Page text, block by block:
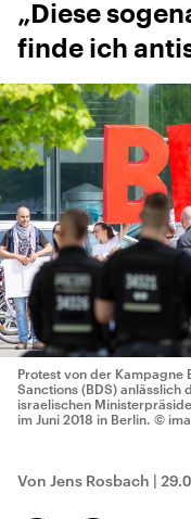
„Diese
finde ich
Protest von der Kampagne
Sanctions (BDS) anlässlich
israelischen
im Juni 2018 in Berlin. ©
Von Jens Rosbach |